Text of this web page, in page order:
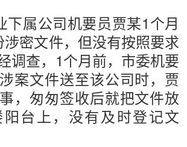
下属公司机要员贾某1个月
密文件，但没有按照要求
调查，1个月前，市委机要
案文件送至该公司时，贾
，匆匆签收后就把文件放
台上，没有及时登记文